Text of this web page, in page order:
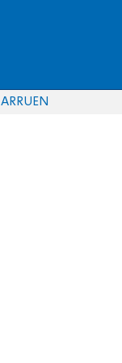
EN
RU
AR